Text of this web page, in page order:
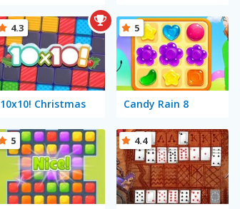
10x10! Christmas
4.3
Candy Rain 8
5
5 4.4